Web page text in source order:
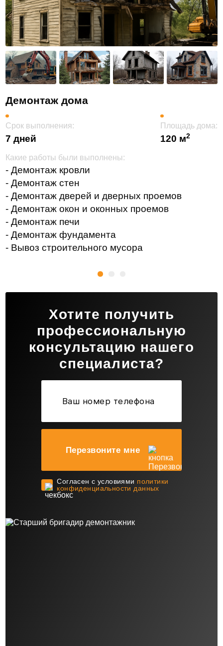
Демонтаж дома
Срок выполнения:
7 дней
Площадь дома:
120 м2
Какие работы были выполнены:
- Демонтаж кровли
- Демонтаж стен
- Демонтаж дверей и дверных проемов
- Демонтаж окон и оконных проемов
- Демонтаж печи
- Демонтаж фундамента
- Вывоз строительного мусора
Хотите получить
профессиональную
консультацию нашего
специалиста?
Перезвоните мне
Cогласен с условиями политики
конфиденциальности данных